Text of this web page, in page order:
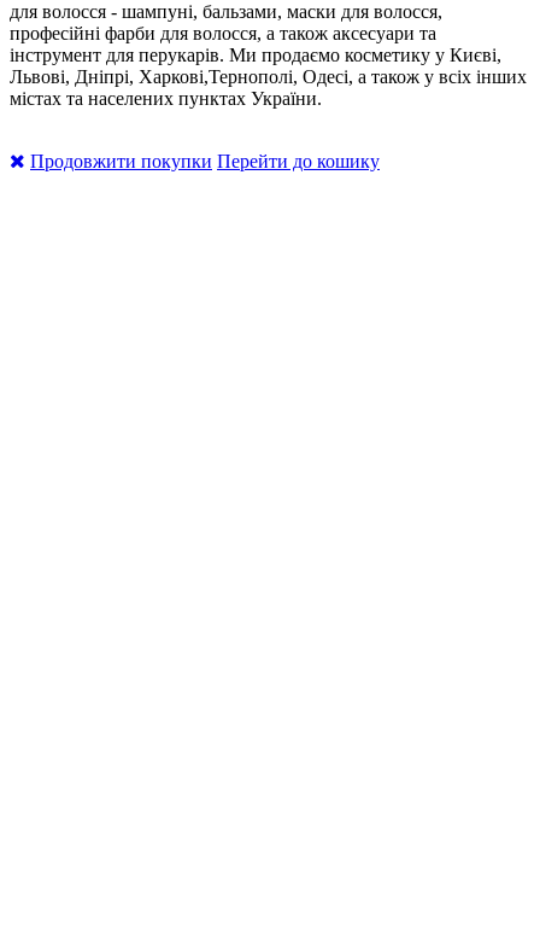
для волосся - шампуні, бальзами, маски для волосся,
професійні фарби для волосся, а також аксесуари та
інструмент для перукарів. Ми продаємо косметику у Києві,
Львові, Дніпрі, Харкові,Тернополі, Одесі, а також у всіх інших
містах та населених пунктах України.
Продовжити покупки Перейти до кошику